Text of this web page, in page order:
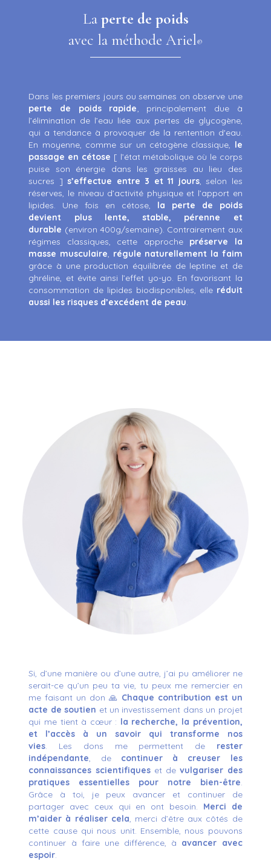
La perte de poids
avec la méthode Ariel®
Dans les premiers jours ou semaines on observe une
perte de poids rapide, principalement due à
l’élimination de l’eau liée aux pertes de glycogène,
qui a tendance à provoquer de la rentention d'eau.
En moyenne, comme sur un cétogène classique, le
passage en cétose [ l’état métabolique où le corps
puise son énergie dans les graisses au lieu des
sucres ]s’effectue entre 3 et 11 jours, selon les
réserves, le niveau d’activité physique et l’apport en
lipides. Une fois en cétose, la perte de poids
devient plus lente, stable, pérenne et
durable (environ 400g/semaine). Contrairement aux
régimes classiques, cette approche préserve la
masse musculaire, régule naturellement la faim
grâce à une production équilibrée de leptine et de
ghréline, et évite ainsi l’effet yo-yo. En favorisant la
consommation de lipides biodisponibles, elle réduit
aussi les risques d’excédent de peau.
Si, d’une manière ou d’une autre, j’ai pu améliorer ne
serait-ce qu’un peu ta vie, tu peux me remercier en
me faisant un don 🙏 Chaque contribution est un
acte de soutien et un investissement dans un projet
qui me tient à cœur : la recherche, la prévention,
et l’accès à un savoir qui transforme nos
vies. Les dons me permettent de rester
indépendante, de continuer à creuser les
connaissances scientifiques et devulgariser des
pratiques essentielles pour notre bien-être.
Grâce à toi, je peux avancer et continuer de
partager avec ceux qui en ont besoin. Merci de
m’aider à réaliser cela, merci d’être aux côtés de
cette cause qui nous unit. Ensemble, nous pouvons
continuer à faire une différence, à avancer avec
espoir.